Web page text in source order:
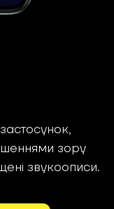
зору
звукоописи.